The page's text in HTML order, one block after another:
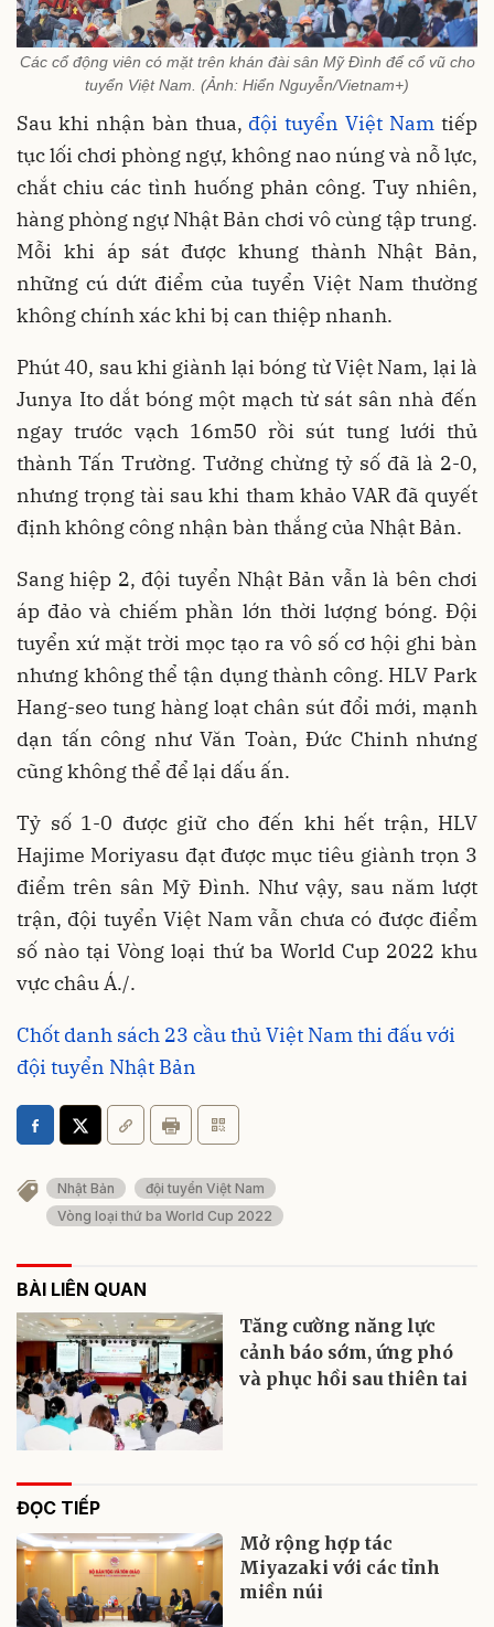
Các cổ động viên có mặt trên khán đài sân Mỹ Đình để cổ vũ cho
tuyển Việt Nam. (Ảnh: Hiển Nguyễn/Vietnam+)
Sau khi nhận bàn thua, đội tuyển Việt Nam tiếp
tục lối chơi phòng ngự, không nao núng và nỗ lực,
chắt chiu các tình huống phản công. Tuy nhiên,
hàng phòng ngự Nhật Bản chơi vô cùng tập trung.
Mỗi khi áp sát được khung thành Nhật Bản,
những cú dứt điểm của tuyển Việt Nam thường
không chính xác khi bị can thiệp nhanh.
Phút 40, sau khi giành lại bóng từ Việt Nam, lại là
Junya Ito dắt bóng một mạch từ sát sân nhà đến
ngay trước vạch 16m50 rồi sút tung lưới thủ
thành Tấn Trường. Tưởng chừng tỷ số đã là 2-0,
nhưng trọng tài sau khi tham khảo VAR đã quyết
định không công nhận bàn thắng của Nhật Bản.
Sang hiệp 2, đội tuyển Nhật Bản vẫn là bên chơi
áp đảo và chiếm phần lớn thời lượng bóng. Đội
tuyển xứ mặt trời mọc tạo ra vô số cơ hội ghi bàn
nhưng không thể tận dụng thành công. HLV Park
Hang-seo tung hàng loạt chân sút đổi mới, mạnh
dạn tấn công như Văn Toàn, Đức Chinh nhưng
cũng không thể để lại dấu ấn.
Tỷ số 1-0 được giữ cho đến khi hết trận, HLV
Hajime Moriyasu đạt được mục tiêu giành trọn 3
điểm trên sân Mỹ Đình. Như vậy, sau năm lượt
trận, đội tuyển Việt Nam vẫn chưa có được điểm
số nào tại Vòng loại thứ ba World Cup 2022 khu
vực châu Á./.
Chốt danh sách 23 cầu thủ Việt Nam thi đấu với
đội tuyển Nhật Bản
Nhật Bản
đội tuyển Việt Nam
Vòng loại thứ ba World Cup 2022
BÀI LIÊN QUAN
Tăng cường năng lực
cảnh báo sớm, ứng phó
và phục hồi sau thiên tai
ĐỌC TIẾP
Mở rộng hợp tác
Miyazaki với các tỉnh
miền núi